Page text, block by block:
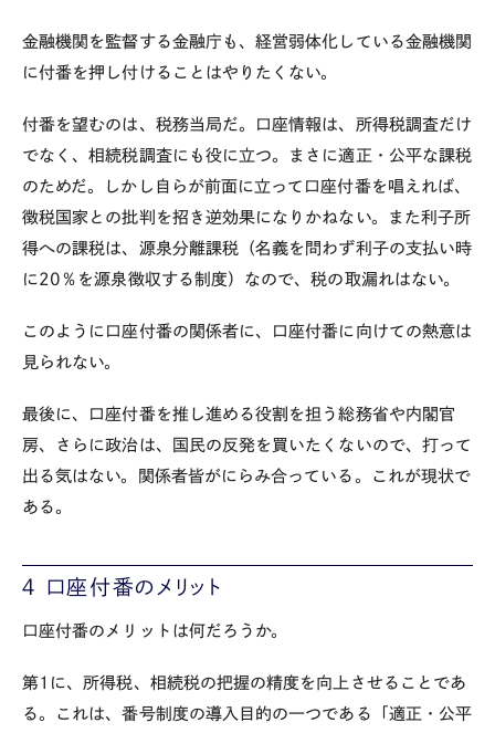
金融機関を監督する金融庁も、経営弱体化している金融機関
に付番を押し付けることはやりたくない。
付番を望むのは、税務当局だ。口座情報は、所得税調査だけ
でなく、相続税調査にも役に立つ。まさに適正・公平な課税
のためだ。しかし自らが前面に立って口座付番を唱えれば、
徴税国家との批判を招き逆効果になりかねない。また利子所
得への課税は、源泉分離課税（名義を問わず利子の支払い時
に20 ％を源泉徴収する制度）なので、税の取漏れはない。
このように口座付番の関係者に、口座付番に向けての熱意は
見られない。
最後に、口座付番を推し進める役割を担う総務省や内閣官
房、さらに政治は、国民の反発を買いたくないので、打って
出る気はない。関係者皆がにらみ合っている。これが現状で
ある。
４ 口座付番のメリット
口座付番のメリットは何だろうか。
第1 に、所得税、相続税の把握の精度を向上させることであ
る。これは、番号制度の導入目的の一つである「適正・公平